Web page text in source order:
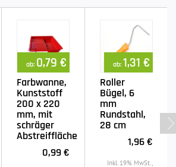
ab: 0,79 €
Farbwanne,
Kunststoff
200 x 220
mm, mit
schräger
Abstreiffläche
0,99 €
ab: 1,31 €
Roller
Bügel, 6
mm
Rundstahl,
28 cm
1,96 €
Inkl. 19% MwSt.,